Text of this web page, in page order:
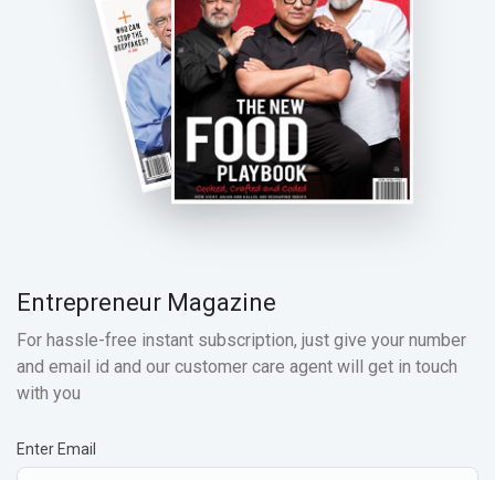
Entrepreneur Magazine
For hassle-free instant subscription, just give your number
and email id and our customer care agent will get in touch
with you
Enter Email